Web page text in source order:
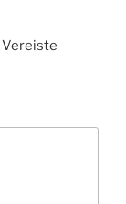
Vereiste